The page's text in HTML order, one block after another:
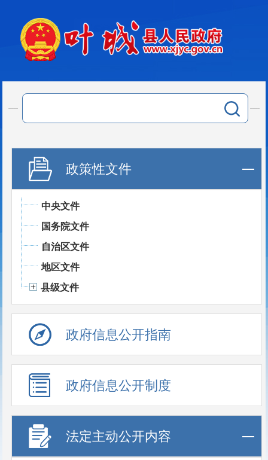
政策性文件
中央文件
国务院文件
自治区文件
地区文件
县级文件
政府信息公开指南
政府信息公开制度
法定主动公开内容